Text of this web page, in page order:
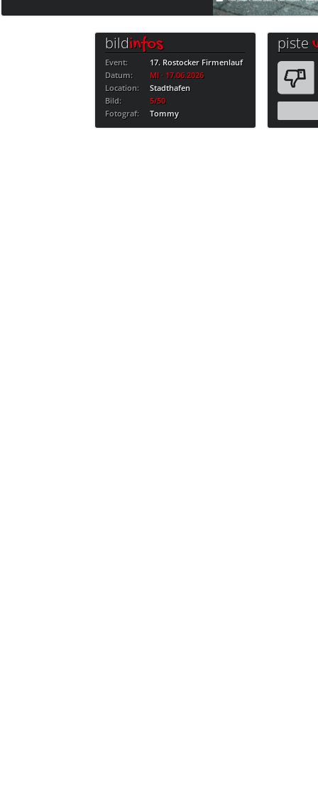
bildinfos
Event:
17. Rostocker Firmenlauf
Datum:
MI · 17.06.2026
Location:
Stadthafen
Bild:
5/50
Fotograf:
Tommy
piste